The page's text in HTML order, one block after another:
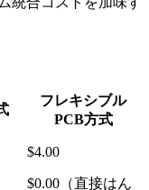
フレキシブル
PCB方式
$4.00
$0.00（直接はん